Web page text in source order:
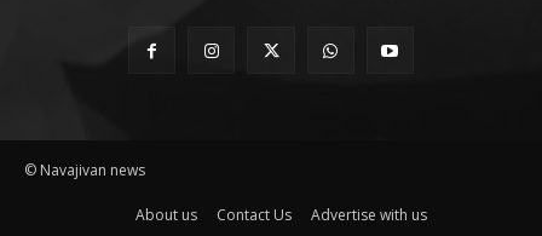
© Navajivan news
About us Contact Us Advertise with us